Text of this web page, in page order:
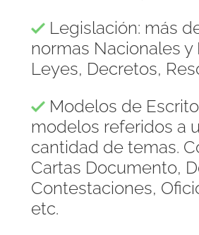
Legislación: más
normas Nacionales y
Leyes, Decretos,
Modelos de
modelos referidos a
cantidad de temas.
Cartas Documento,
Contestaciones,
etc.